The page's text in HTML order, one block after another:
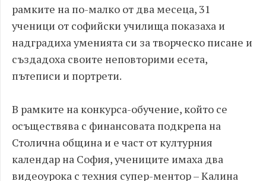
рамките на по-малко от два месеца, 31
ученици от софийски училища показаха и
надградиха уменията си за творческо писане и
създадоха своите неповторими есета,
пътеписи и портрети.
В рамките на конкурса-обучение, който се
осъществява с финансовата подкрепа на
Столична община и е част от културния
календар на София, учениците имаха два
видеоурока с техния супер-ментор – Калина